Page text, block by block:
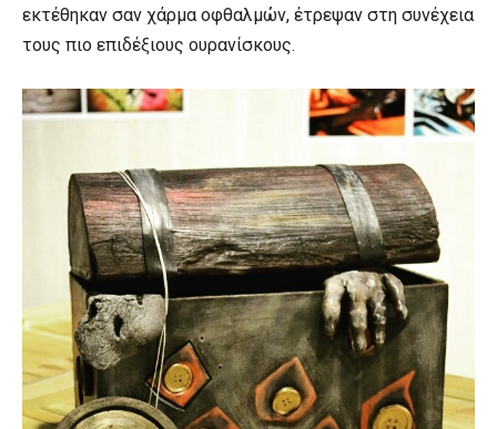
εκτέθηκαν σαν χάρμα οφθαλμών, έτρεψαν στη συνέχεια
τους πιο επιδέξιους ουρανίσκους.